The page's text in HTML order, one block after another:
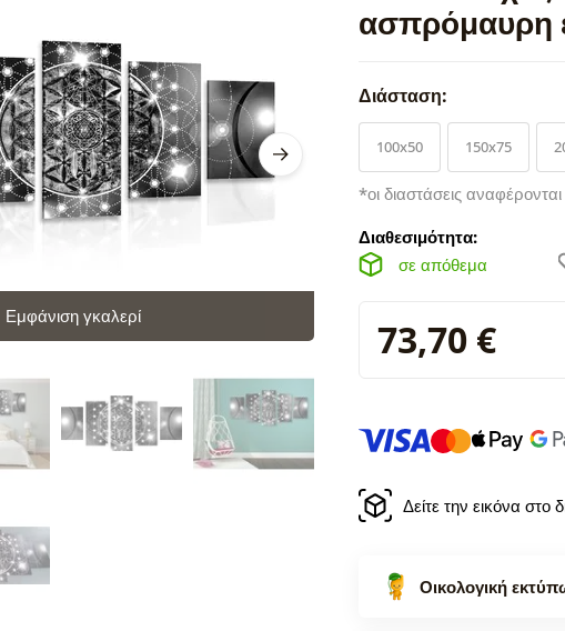
ασπρόμαυρη
Εμφάνιση γκαλερί
Διάσταση:
100x50 150x75
*οι διαστάσεις
Διαθεσιμότητα:
σε απόθεμα
73,70 €
Δείτε την εικόνα
Οικολογική